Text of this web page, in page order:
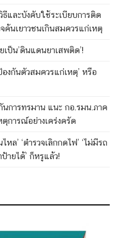
และบังคับใช้ระเบียบการติด
นเยาวชนเกินสมควรแก่เหตุ
เป็น’ดินแดนยาเสพติด’!
งกันตัวสมควรแก่เหตุ’ หรือ
นการทรมาน แนะ กอ.รมน.ภาค
การณ์อย่างเคร่งครัด
ล’ ‘ตำรวจเลิกกดไฟ’ ‘ไม่มีรถ
ายได้’ ก็หรูแล้ว!